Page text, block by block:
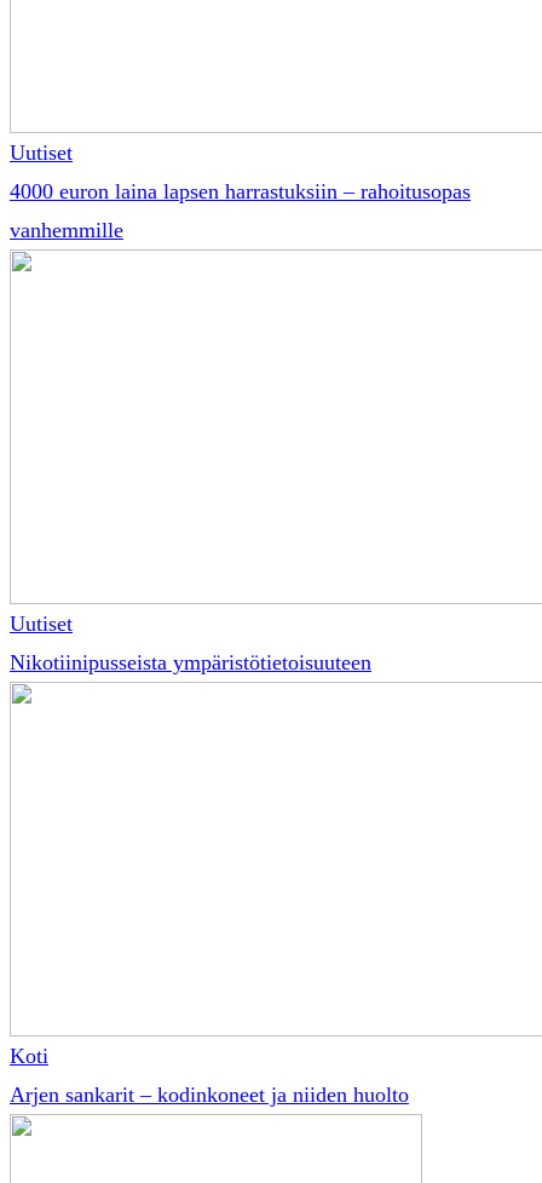
Uutiset
4000 euron laina lapsen harrastuksiin – rahoitusopas
vanhemmille
Uutiset
Nikotiinipusseista ympäristötietoisuuteen
Koti
Arjen sankarit – kodinkoneet ja niiden huolto